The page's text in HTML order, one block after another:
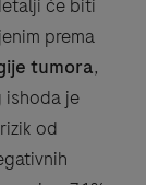
će biti
prema
tumora,
ishoda je
od